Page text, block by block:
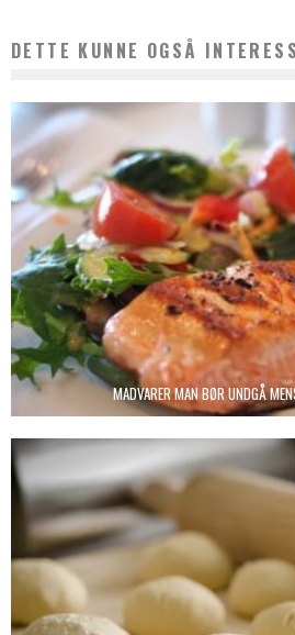
DETTE KUNNE OGSÅ
MADVARER MAN BØR UNDGÅ